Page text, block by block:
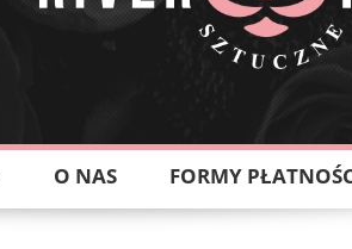
O NAS FORMY